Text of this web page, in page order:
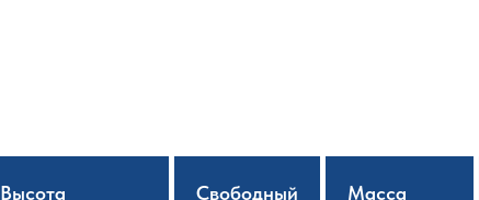
Высота
Свободный
Масса